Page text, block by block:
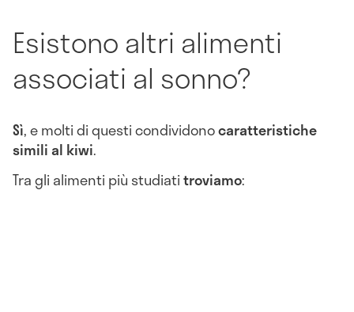
Esistono altri alimenti
associati al sonno?
Sì, e molti di questi condividonocaratteristiche
simili al kiwi.
Tra gli alimenti più studiatitroviamo: